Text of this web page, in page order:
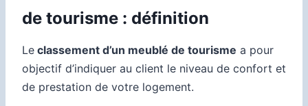
de tourisme : définition
Le classement d’un meublé de tourisme a pour
objectif d’indiquer au client le niveau de confort et
de prestation de votre logement.